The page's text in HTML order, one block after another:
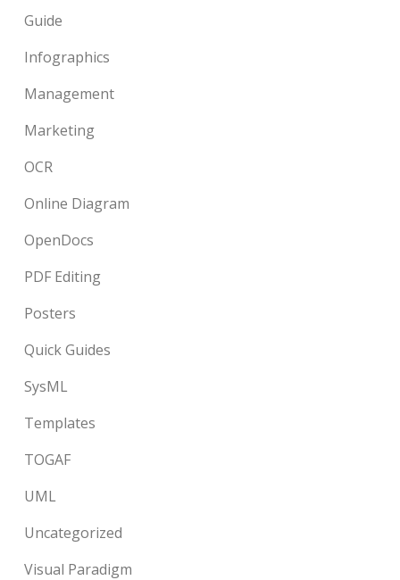
Guide
Infographics
Management
Marketing
OCR
Online Diagram
OpenDocs
PDF Editing
Posters
Quick Guides
SysML
Templates
TOGAF
UML
Uncategorized
Visual Paradigm